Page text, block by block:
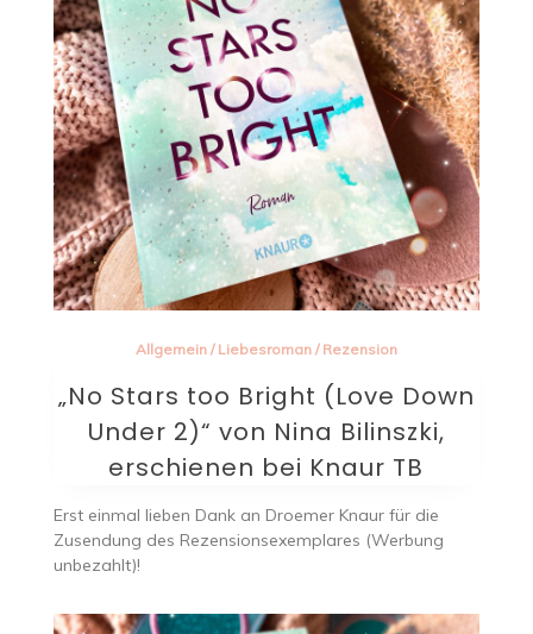
Allgemein/ Liebesroman/ Rezension
„No Stars too Bright (Love Down
Under 2)“ von Nina Bilinszki,
erschienen bei Knaur TB
Erst einmal lieben Dank an Droemer Knaur für die
Zusendung des Rezensionsexemplares (Werbung
unbezahlt)!